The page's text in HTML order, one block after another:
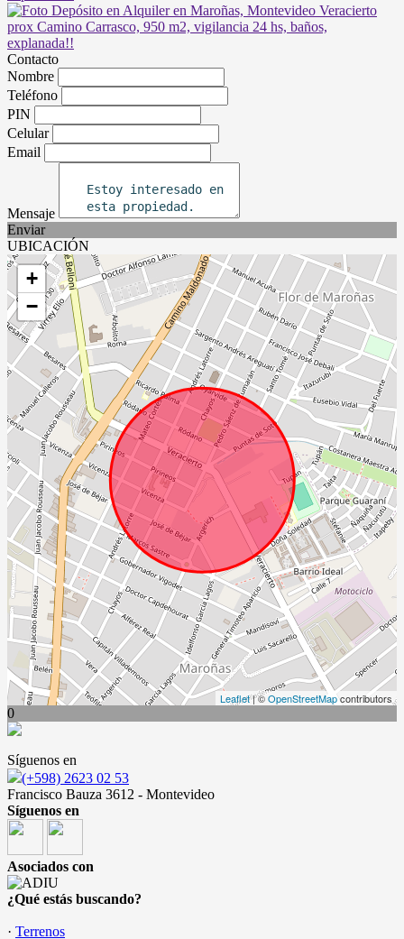
Contacto
Nombre
Teléfono
PIN
Celular
Email
Mensaje
Enviar
UBICACIÓN
+
−
Leaflet| ©OpenStreetMapcontributors
0
Síguenos en
(+598) 2623 02 53
Francisco Bauza 3612 - Montevideo
Síguenos en
Asociados con
¿Qué estás buscando?
· Terrenos